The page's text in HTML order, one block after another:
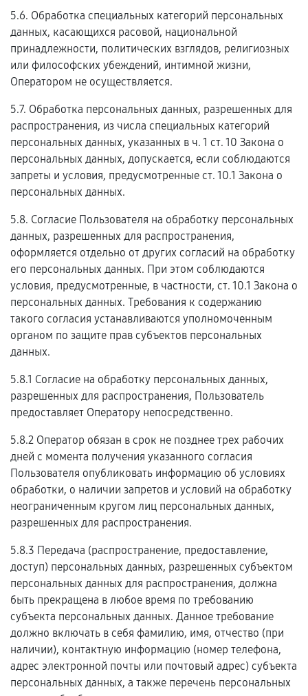
5.6. Обработка специальных категорий персональных
данных, касающихся расовой, национальной
принадлежности, политических взглядов, религиозных
или философских убеждений, интимной жизни,
Оператором не осуществляется.
5.7. Обработка персональных данных, разрешенных для
распространения, из числа специальных категорий
персональных данных, указанных в ч. 1 ст. 10 Закона о
персональных данных, допускается, если соблюдаются
запреты и условия, предусмотренные ст. 10.1 Закона о
персональных данных.
5.8. Согласие Пользователя на обработку персональных
данных, разрешенных для распространения,
оформляется отдельно от других согласий на обработку
его персональных данных. При этом соблюдаются
условия, предусмотренные, в частности, ст. 10.1 Закона о
персональных данных. Требования к содержанию
такого согласия устанавливаются уполномоченным
органом по защите прав субъектов персональных
данных.
5.8.1 Согласие на обработку персональных данных,
разрешенных для распространения, Пользователь
предоставляет Оператору непосредственно.
5.8.2 Оператор обязан в срок не позднее трех рабочих
дней с момента получения указанного согласия
Пользователя опубликовать информацию об условиях
обработки, о наличии запретов и условий на обработку
неограниченным кругом лиц персональных данных,
разрешенных для распространения.
5.8.3 Передача (распространение, предоставление,
доступ) персональных данных, разрешенных субъектом
персональных данных для распространения, должна
быть прекращена в любое время по требованию
субъекта персональных данных. Данное требование
должно включать в себя фамилию, имя, отчество (при
наличии), контактную информацию (номер телефона,
адрес электронной почты или почтовый адрес) субъекта
персональных данных, а также перечень персональных